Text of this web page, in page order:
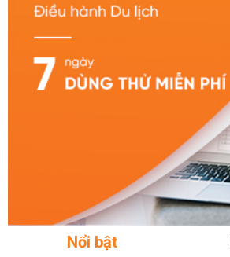
Nổi bật